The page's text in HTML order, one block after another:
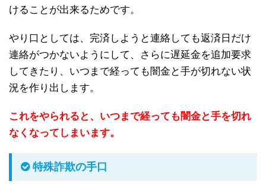
けることが出来るためです。
やり口としては、完済しようと連絡しても返済日だけ
連絡がつかないようにして、さらに遅延金を追加要求
してきたり、いつまで経っても闇金と手が切れない状
況を作り出します。
これをやられると、いつまで経っても闇金と手を切れ
なくなってしまいます。
特殊詐欺の手口